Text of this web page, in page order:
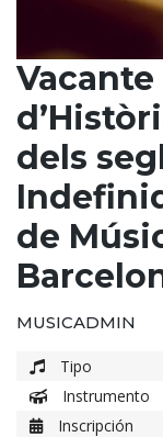
dels
de
MUSICADMIN
Tipo
Instrumento
Inscripción